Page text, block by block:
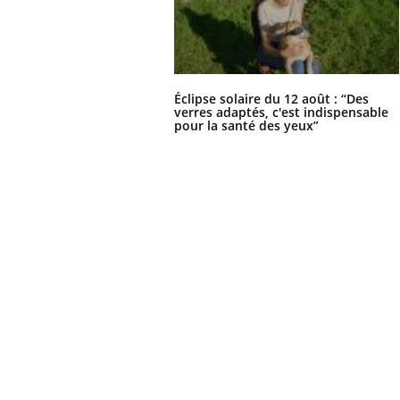
Éclipse solaire du 12 août : “Des
verres adaptés, c'est indispensable
pour la santé des yeux”